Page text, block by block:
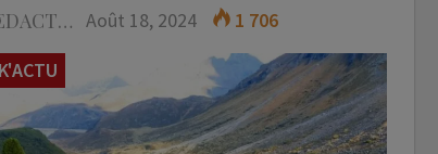
LA REDACTION Août 18, 2024
1 706